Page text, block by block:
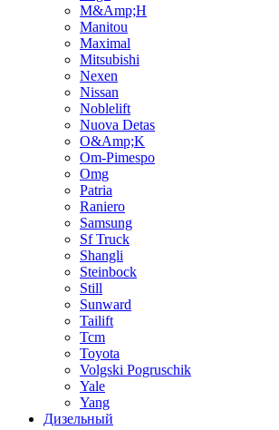
M&Amp;H
Manitou
Maximal
Mitsubishi
Nexen
Nissan
Noblelift
Nuova Detas
O&Amp;K
Om-Pimespo
Omg
Patria
Raniero
Samsung
Sf Truck
Shangli
Steinbock
Still
Sunward
Tailift
Tcm
Toyota
Volgski Pogruschik
Yale
Yang
Дизельный